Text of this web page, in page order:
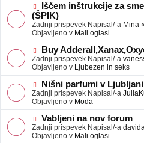
v
e
o
b
j
a
v
e
N
o
v
e
o
b
j
a
v
e
Iščem inštrukcije za
(ŠPIK)
Zadnji prispevek Napisal/-a Mina «
Objavljeno v Mali oglasi
N
o
v
e
o
b
j
a
v
e
Buy
Zadnji prispevek Napisal/-a
Objavljeno v Ljubezen in seks
N
o
v
e
o
b
j
Nišni parfumi v Ljubljani
Zadnji prispevek Napisal/-a
Objavljeno v Moda
N
o
v
Vabljeni na nov forum
Zadnji prispevek Napisal/-a
Objavljeno v Mali oglasi